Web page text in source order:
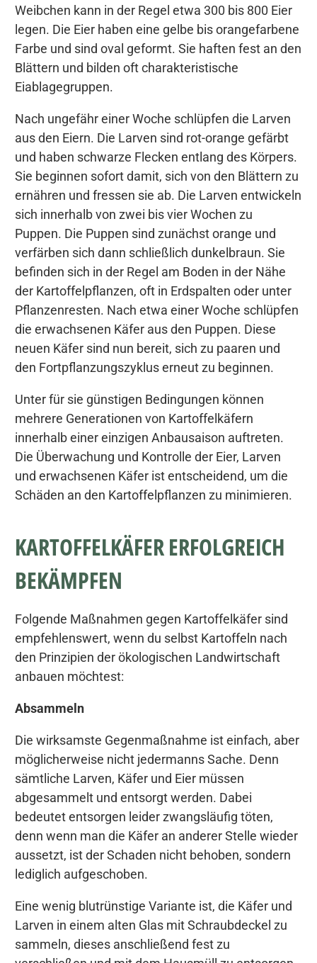
Weibchen kann in der Regel etwa 300 bis 800 Eier
legen. Die Eier haben eine gelbe bis orangefarbene
Farbe und sind oval geformt. Sie haften fest an den
Blättern und bilden oft charakteristische
Eiablagegruppen.
Nach ungefähr einer Woche schlüpfen die Larven
aus den Eiern. Die Larven sind rot-orange gefärbt
und haben schwarze Flecken entlang des Körpers.
Sie beginnen sofort damit, sich von den Blättern zu
ernähren und fressen sie ab. Die Larven entwickeln
sich innerhalb von zwei bis vier Wochen zu
Puppen. Die Puppen sind zunächst orange und
verfärben sich dann schließlich dunkelbraun. Sie
befinden sich in der Regel am Boden in der Nähe
der Kartoffelpflanzen, oft in Erdspalten oder unter
Pflanzenresten. Nach etwa einer Woche schlüpfen
die erwachsenen Käfer aus den Puppen. Diese
neuen Käfer sind nun bereit, sich zu paaren und
den Fortpflanzungszyklus erneut zu beginnen.
Unter für sie günstigen Bedingungen können
mehrere Generationen von Kartoffelkäfern
innerhalb einer einzigen Anbausaison auftreten.
Die Überwachung und Kontrolle der Eier, Larven
und erwachsenen Käfer ist entscheidend, um die
Schäden an den Kartoffelpflanzen zu minimieren.
KARTOFFELKÄFER ERFOLGREICH
BEKÄMPFEN
Folgende Maßnahmen gegen Kartoffelkäfer sind
empfehlenswert, wenn du selbst Kartoffeln nach
den Prinzipien der ökologischen Landwirtschaft
anbauen möchtest:
Absammeln
Die wirksamste Gegenmaßnahme ist einfach, aber
möglicherweise nicht jedermanns Sache. Denn
sämtliche Larven, Käfer und Eier müssen
abgesammelt und entsorgt werden. Dabei
bedeutet entsorgen leider zwangsläufig töten,
denn wenn man die Käfer an anderer Stelle wieder
aussetzt, ist der Schaden nicht behoben, sondern
lediglich aufgeschoben.
Eine wenig blutrünstige Variante ist, die Käfer und
Larven in einem alten Glas mit Schraubdeckel zu
sammeln, dieses anschließend fest zu